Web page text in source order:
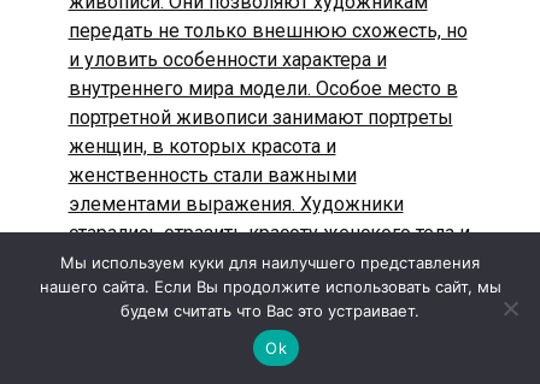
Мы используем куки для наилучшего представления
нашего сайта. Если Вы продолжите использовать сайт, мы
будем считать что Вас это устраивает.
Ok